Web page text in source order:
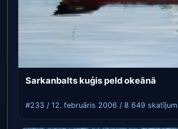
Sarkanbalts kuģis peld okeānā
#233 / 12. februāris 2006 / 8 649